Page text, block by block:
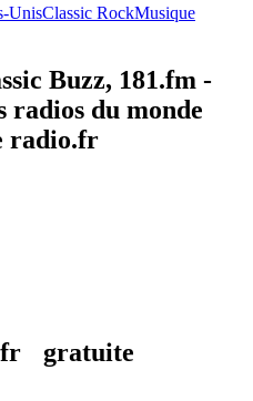
UnisClassic RockMusique
Buzz, 181.fm -
radios du monde
radio.fr
gratuite